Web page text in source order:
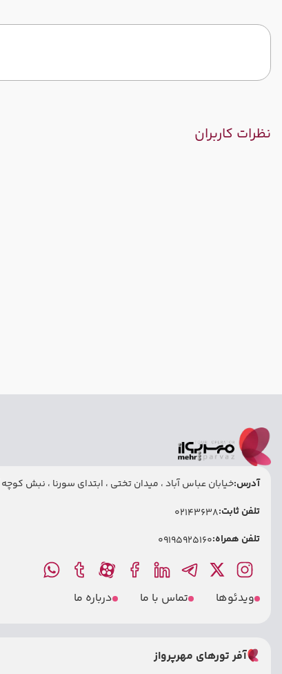
نظرات کاربران
آدرس:خیابان عباس آباد ، میدان تختی ، ابتدای سورنا ، نبش کوچه
تلفن ثابت:02143638
تلفن همراه:09195925160
ویدئوها تماس با ما درباره ما
آفر تورهای مهرپرواز